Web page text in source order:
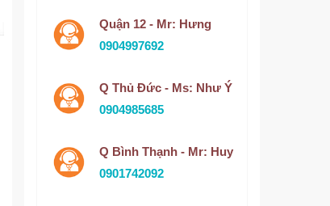
Quận 12 - Mr: Hưng
0904997692
Q Thủ Đức - Ms: Như Ý
0904985685
Q Bình Thạnh - Mr: Huy
0901742092